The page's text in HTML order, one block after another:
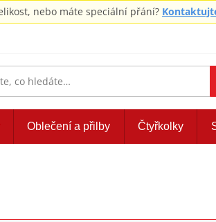
nebo máte speciální přání?
Oblečení a přilby Čtyřkolky